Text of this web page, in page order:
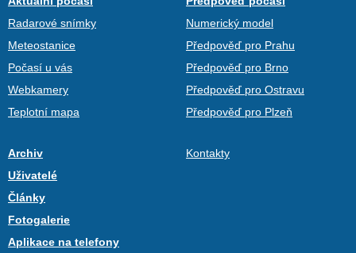
Radarové snímky
Meteostanice
Počasí u vás
Webkamery
Teplotní mapa
Numerický model
Předpověď pro Prahu
Předpověď pro Brno
Předpověď pro Ostravu
Předpověď pro Plzeň
Archiv
Uživatelé
Články
Fotogalerie
Aplikace na telefony
Kontakty